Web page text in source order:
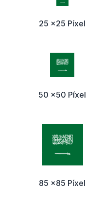
25 x25 Píxel
50 x50 Píxel
85 x85 Píxel